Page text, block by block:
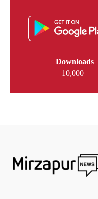
Downloads
10,000+